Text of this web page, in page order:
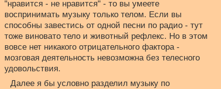
"нравится - не нравится" - то вы умеете
воспринимать музыку только телом. Если вы
способны завестись от одной песни по радио - тут
тоже виновато тело и животный рефлекс. Но в этом
вовсе нет никакого отрицательного фактора -
мозговая деятельность невозможна без телесного
удовольствия.
Далее я бы условно разделил музыку по